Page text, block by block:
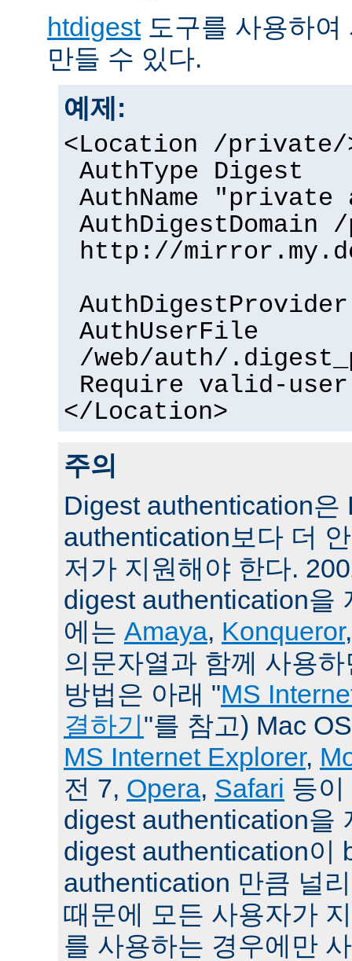
htdigest도구를 사용하여
만들 수 있다.
예제:
<Location /private/
AuthType Digest
AuthName "private
http://
AuthUserFile
/web/auth/
Require valid-user
</Location>
주의
Digest authentication은
authentication보다 더
저가 지원해야 한다.
digest authentication을
에는 Amaya, Konqueror
의문자열과 함께 사용
방법은 아래 "MS
결하기"를 참고) Mac
MS Internet Explorer,
전 7, Opera, Safari 등
digest authentication을
digest authentication이
authentication 만큼 널
때문에 모든 사용자가
를 사용하는 경우에만